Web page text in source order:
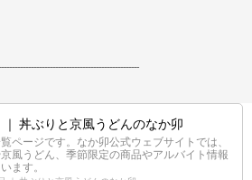
｜ 丼ぶりと京風うどんのなか卯
ページです。なか卯公式ウェブサイトでは、
風うどん、季節限定の商品やアルバイト情報
ます。